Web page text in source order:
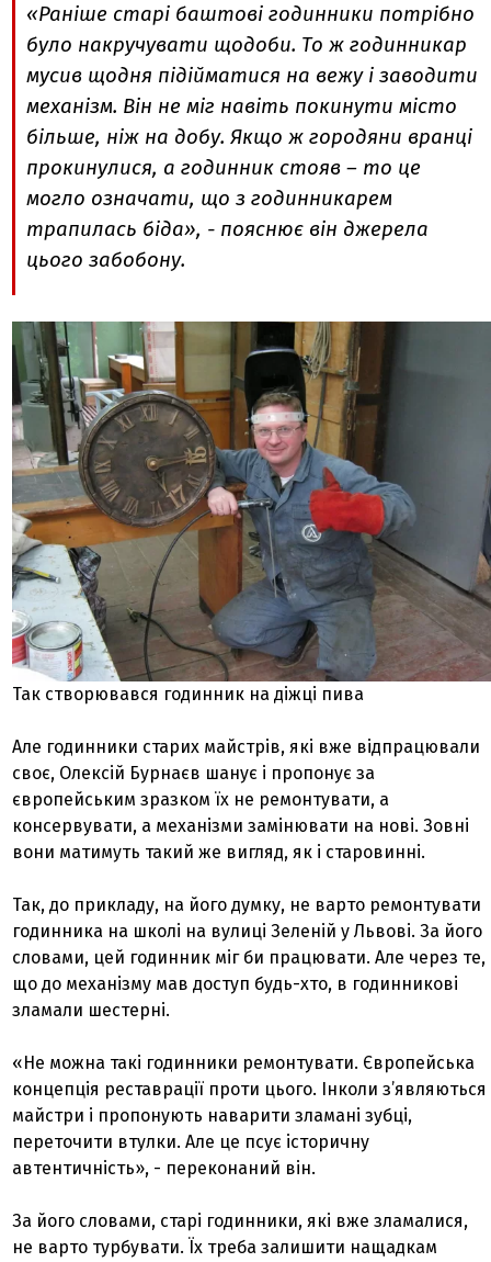
«Раніше старі баштові годинники потрібно
було накручувати щодоби. То ж годинникар
мусив щодня підійматися на вежу і заводити
механізм. Він не міг навіть покинути місто
більше, ніж на добу. Якщо ж городяни вранці
прокинулися, а годинник стояв – то це
могло означати, що з годинникарем
трапилась біда», - пояснює він джерела
цього забобону.
Так створювався годинник на діжці пива
Але годинники старих майстрів, які вже відпрацювали
своє, Олексій Бурнаєв шанує і пропонує за
європейським зразком їх не ремонтувати, а
консервувати, а механізми замінювати на нові. Зовні
вони матимуть такий же вигляд, як і старовинні.
Так, до прикладу, на його думку, не варто ремонтувати
годинника на школі на вулиці Зеленій у Львові. За його
словами, цей годинник міг би працювати. Але через те,
що до механізму мав доступ будь-хто, в годинникові
зламали шестерні.
«Не можна такі годинники ремонтувати. Європейська
концепція реставрації проти цього. Інколи з’являються
майстри і пропонують наварити зламані зубці,
переточити втулки. Але це псує історичну
автентичність», - переконаний він.
За його словами, старі годинники, які вже зламалися,
не варто турбувати. Їх треба залишити нащадкам